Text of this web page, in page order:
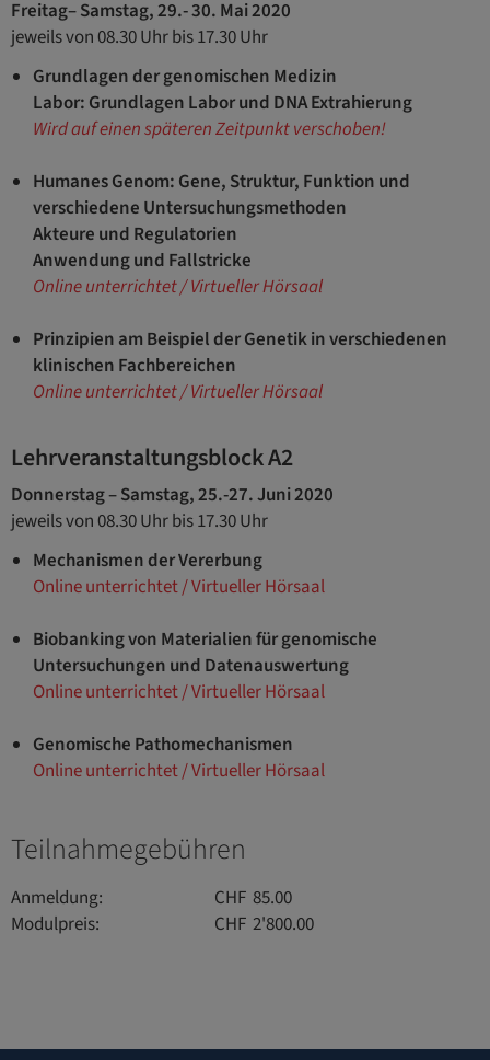
Freitag– Samstag, 29.- 30. Mai 2020
jeweils von 08.30 Uhr bis 17.30 Uhr
Grundlagen der genomischen Medizin
Labor: Grundlagen Labor und DNA Extrahierung
Wird auf einen späteren Zeitpunkt verschoben!
Humanes Genom: Gene, Struktur, Funktion und
verschiedene Untersuchungsmethoden
Akteure und Regulatorien
Anwendung und Fallstricke
Online unterrichtet / Virtueller Hörsaal
Prinzipien am Beispiel der Genetik in verschiedenen
klinischen Fachbereichen
Online unterrichtet / Virtueller Hörsaal
Lehrveranstaltungsblock A2
Donnerstag – Samstag, 25.-27. Juni 2020
jeweils von 08.30 Uhr bis 17.30 Uhr
Mechanismen der Vererbung
Online unterrichtet / Virtueller Hörsaal
Biobanking von Materialien für genomische
Untersuchungen und Datenauswertung
Online unterrichtet / Virtueller Hörsaal
Genomische Pathomechanismen
Online unterrichtet / Virtueller Hörsaal
Teilnahmegebühren
Anmeldung: CHF 85.00
Modulpreis: CHF 2'800.00